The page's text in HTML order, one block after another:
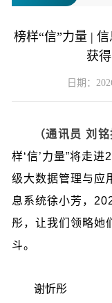
榜样“信”力量 |
获
日期：
（通讯员 刘
样‘信’力量”将走
级大数据管理与应
息系统徐小芳，
彤，让我们领略她
斗。
谢忻彤